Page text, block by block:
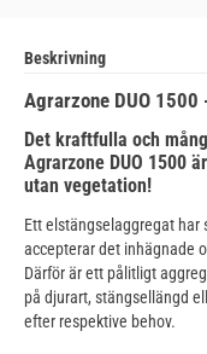
Beskrivning
Agrarzone DUO
Det kraftfulla och
Agrarzone DUO 1500
utan vegetation!
Ett elstängselaggregat
accepterar det inhägnade
Därför är ett pålitligt
på djurart, stängsellängd
efter respektive behov.